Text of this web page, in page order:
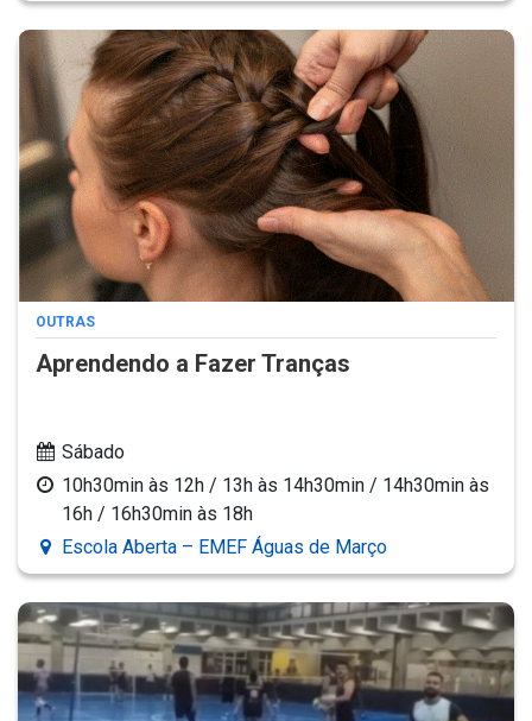
OUTRAS
Aprendendo a Fazer Tranças
Sábado
10h30min às 12h / 13h às 14h30min / 14h30min às
16h / 16h30min às 18h
Escola Aberta – EMEF Águas de Março